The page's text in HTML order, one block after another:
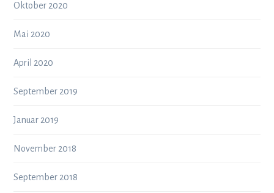
Oktober 2020
Mai 2020
April 2020
September 2019
Januar 2019
November 2018
September 2018